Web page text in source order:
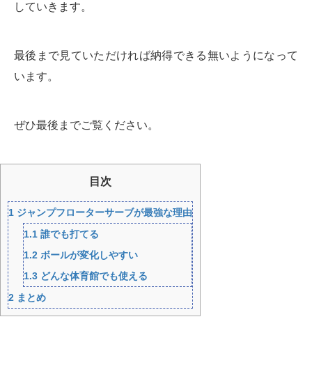
していきます。
最後まで見ていただければ納得できる無いようになって
います。
ぜひ最後までご覧ください。
目次
1 ジャンプフローターサーブが最強な理由
1.1 誰でも打てる
1.2 ボールが変化しやすい
1.3 どんな体育館でも使える
2 まとめ